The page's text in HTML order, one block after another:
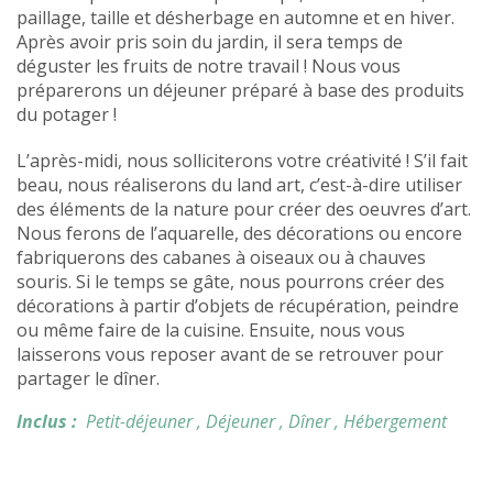
paillage, taille et désherbage en automne et en hiver.
Après avoir pris soin du jardin, il sera temps de
déguster les fruits de notre travail ! Nous vous
préparerons un déjeuner préparé à base des produits
du potager !
L’après-midi, nous solliciterons votre créativité ! S’il fait
beau, nous réaliserons du land art, c’est-à-dire utiliser
des éléments de la nature pour créer des oeuvres d’art.
Nous ferons de l’aquarelle, des décorations ou encore
fabriquerons des cabanes à oiseaux ou à chauves
souris. Si le temps se gâte, nous pourrons créer des
décorations à partir d’objets de récupération, peindre
ou même faire de la cuisine. Ensuite, nous vous
laisserons vous reposer avant de se retrouver pour
partager le dîner.
Inclus : Petit-déjeuner, Déjeuner, Dîner, Hébergement